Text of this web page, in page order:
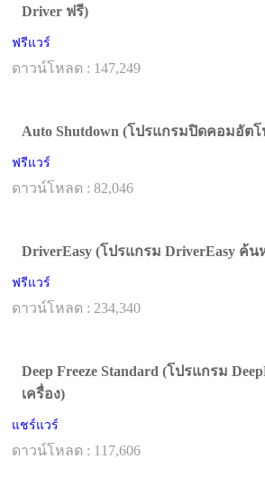
Driver ฟรี)
ฟรีแวร์
ดาวน์โหลด : 147,249
Auto Shutdown (โปรแกรมปิดคอมอัต
ฟรีแวร์
ดาวน์โหลด : 82,046
DriverEasy (โปรแกรม DriverEasy ค้น
ฟรีแวร์
ดาวน์โหลด : 234,340
Deep Freeze Standard (โปรแกรม
เครื่อง)
แชร์แวร์
ดาวน์โหลด : 117,606